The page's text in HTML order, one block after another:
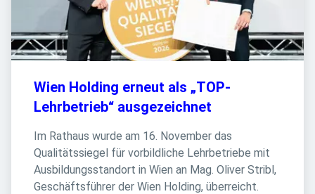
Wien Holding erneut als „TOP-
Lehrbetrieb“ ausgezeichnet
Im Rathaus wurde am 16. November das
Qualitätssiegel für vorbildliche Lehrbetriebe mit
Ausbildungsstandort in Wien an Mag. Oliver Stribl,
Geschäftsführer der Wien Holding, überreicht.